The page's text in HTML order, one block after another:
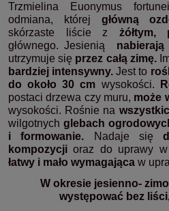
Trzmielina Euonymus
odmiana, której główną
skórzaste liście z żółtym,
głównego. Jesienią
nabierają
utrzymuje się przez całą zimę.
bardziej intensywny. Jest to
do około 30 cm wysokości.
postaci drzewa czy muru, może
wysokości. Rośnie na
wilgotnych glebach
i formowanie. Nadaje się
kompozycji oraz do uprawy
łatwy i mało wymagająca w
W okresie jesienno-
występować bez